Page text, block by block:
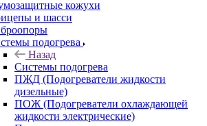
кожухи
и шасси
подогрева
Назад
Системы подогрева
ПЖД (Подогреватели жидкости
дизельные)
ПОЖ (Подогреватели охлаждающей
жидкости электрические)